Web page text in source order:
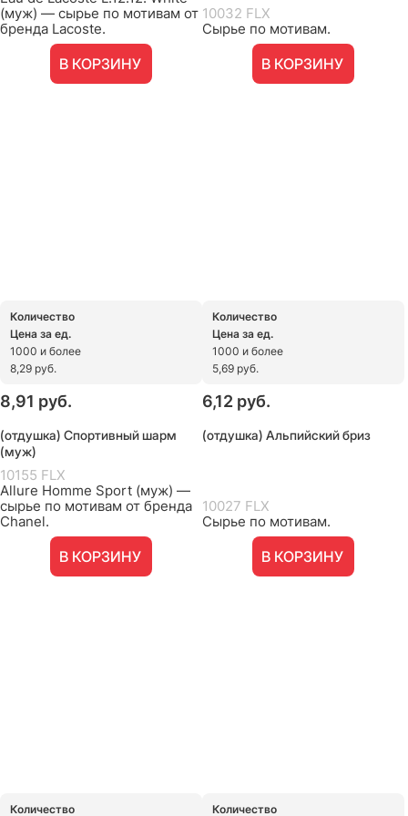
(муж) — сырье по мотивам от
бренда Lacoste.
В КОРЗИНУ
10032 FLX
Сырье по мотивам.
В КОРЗИНУ
Количество
Цена за ед.
1000 и более
8,29 руб.
8,91 руб.
(отдушка) Спортивный шарм
(муж)
10155 FLX
Allure Homme Sport (муж) —
сырье по мотивам от бренда
Chanel.
В КОРЗИНУ
Количество
Цена за ед.
1000 и более
5,69 руб.
6,12 руб.
(отдушка) Альпийский бриз
10027 FLX
Сырье по мотивам.
В КОРЗИНУ
Количество Количество